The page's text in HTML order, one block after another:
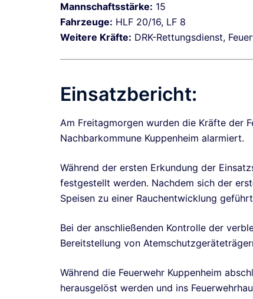
Mannschaftsstärke: 15
Fahrzeuge: HLF 20/16, LF 8
Weitere Kräfte: DRK-Rettungsdienst,
Einsatzbericht:
Am Freitagmorgen wurden die Kräfte der
Nachbarkommune Kuppenheim alarmiert.
Während der ersten Erkundung der
festgestellt werden. Nachdem sich der
Speisen zu einer Rauchentwicklung
Bei der anschließenden Kontrolle der
Bereitstellung von
Während die Feuerwehr Kuppenheim
herausgelöst werden und ins